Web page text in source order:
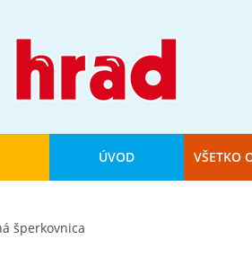
ÚVOD VŠETKO
šperkovnica